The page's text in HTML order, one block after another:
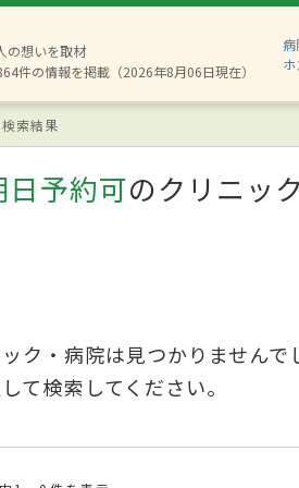
の想いを取材
件の情報を掲載（2026年8月06日現在）
索結果
予約可のクリニッ
ク・病院は見つかりませんで
て検索してください。